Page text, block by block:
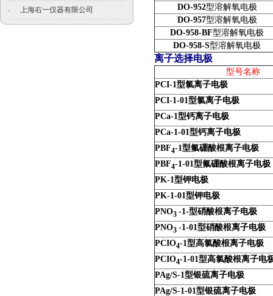
· 上海右一仪器有限公司 DO-952型溶解氧电极
DO-957型溶解氧电极
DO-958-BF型溶解氧电极
DO-958-S型溶解氧电极
离子选择电极
型号名称
PCI-1型氯离子电极
PCI-1-01型氯离子电极
PCa-1型钙离子电极
PCa-1-01型钙离子电极
PBF4-1型氟硼酸根离子电极
PBF4-1-01型氟硼酸根离子电极
PK-1型钾电极
PK-1-01型钾电极
PNO3 -1-型硝酸根离子电极
PNO3 -1-01型硝酸根离子电极
PCIO4-1型高氯酸根离子电极
PCIO4-1-01型高氯酸根离子电
PAg/S-1型银硫离子电极
PAg/S-1-01型银硫离子电极